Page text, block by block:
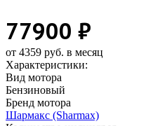
77900 ₽
от 4359 руб. в месяц
Характеристики:
Вид мотора
Бензиновый
Бренд мотора
Шармакс (Sharmax)